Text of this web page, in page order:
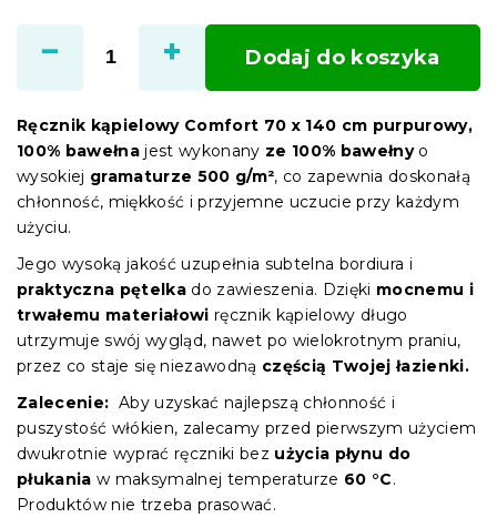
Dodaj do koszyka
Ręcznik kąpielowy Comfort 70 x 140 cm purpurowy,
100% bawełna jest wykonany ze 100% bawełnyo
wysokiej gramaturze 500 g/m², co zapewnia doskonałą
chłonność, miękkość i przyjemne uczucie przy każdym
użyciu.
Jego wysoką jakość uzupełnia subtelna bordiura i
praktyczna pętelka do zawieszenia. Dzięki mocnemu i
trwałemu materiałowi ręcznik kąpielowy długo
utrzymuje swój wygląd, nawet po wielokrotnym praniu,
przez co staje się niezawodną częścią Twojej łazienki.
Zalecenie: Aby uzyskać najlepszą chłonność i
puszystość włókien, zalecamy przed pierwszym użyciem
dwukrotnie wyprać ręczniki bez użycia płynu do
płukania w maksymalnej temperaturze 60 °C.
Produktów nie trzeba prasować.